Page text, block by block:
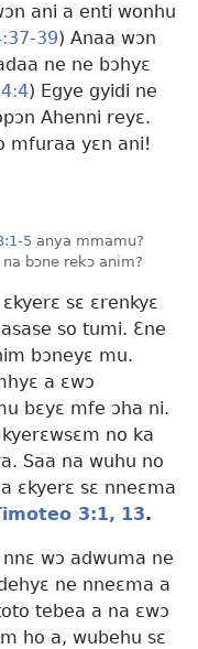
ani a enti wonhu
39) Anaa wɔn
ne ne bɔhyɛ
) Egye gyidi ne
Ahenni reyɛ.
mfuraa yɛn ani!
5 anya mmamu?
bɔne rekɔ anim?
sɛ ɛrenkyɛ
so tumi. Ɛne
bɔneyɛ mu.
a ɛwɔ
bɛyɛ mfe ɔha ni.
no ka
Saa na wuhu no
ɛkyerɛ sɛ nneɛma
3:1, 13.
wɔ adwuma ne
ne nneɛma a
tebea a na ɛwɔ
ho a, wubehu sɛ